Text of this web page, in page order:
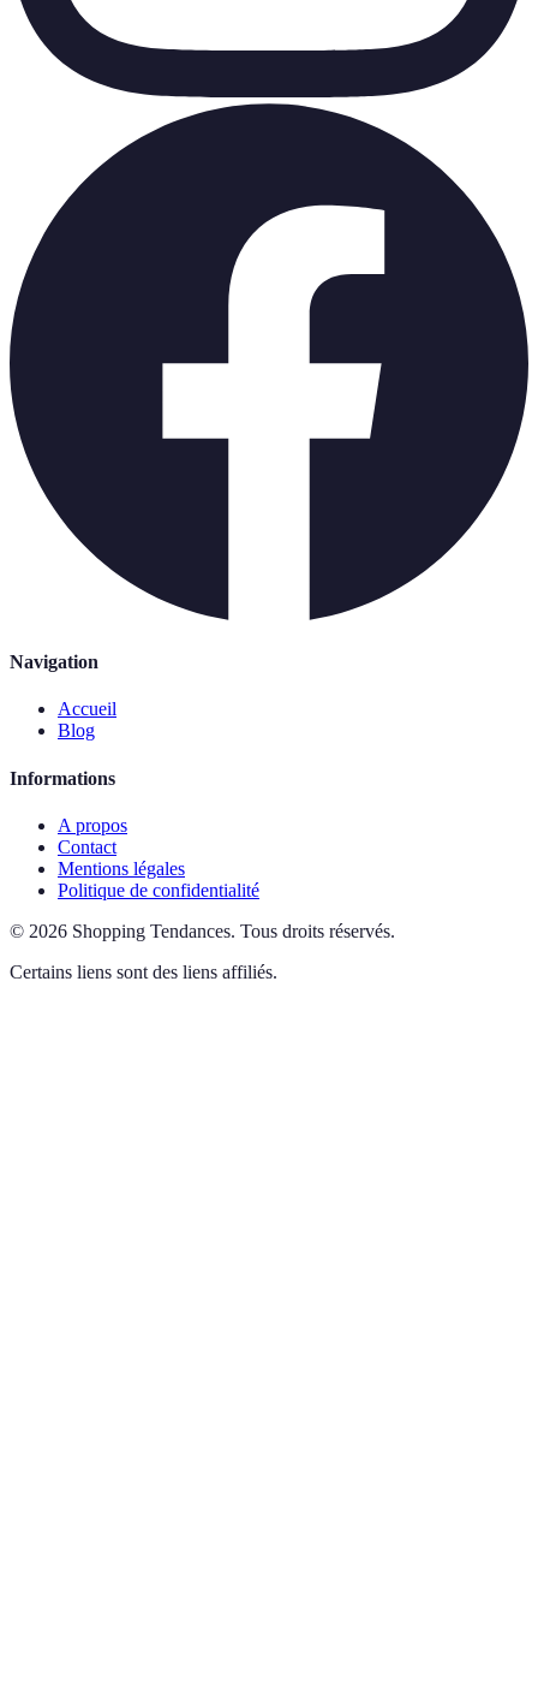
Navigation
Accueil
Blog
Informations
A propos
Contact
Mentions légales
Politique de confidentialité
© 2026 Shopping Tendances. Tous droits réservés.
Certains liens sont des liens affiliés.